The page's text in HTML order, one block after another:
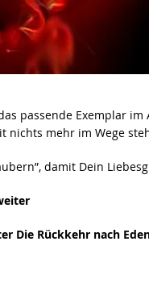
passende Exemplar
nichts mehr im Wege
damit Dein
Die Rückkehr nach